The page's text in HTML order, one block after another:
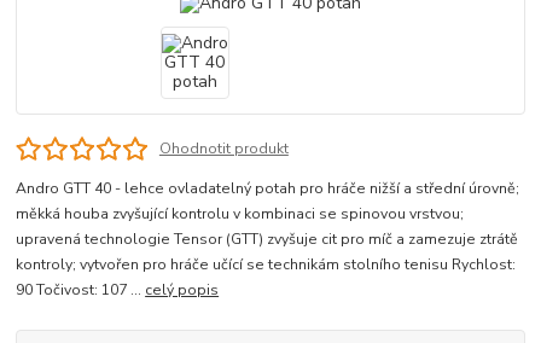
Ohodnotit produkt
Andro GTT 40 - lehce ovladatelný potah pro hráče nižší a střední úrovně;
měkká houba zvyšující kontrolu v kombinaci se spinovou vrstvou;
upravená technologie Tensor (GTT) zvyšuje cit pro míč a zamezuje ztrátě
kontroly; vytvořen pro hráče učící se technikám stolního tenisu Rychlost:
90 Točivost: 107 ... celý popis